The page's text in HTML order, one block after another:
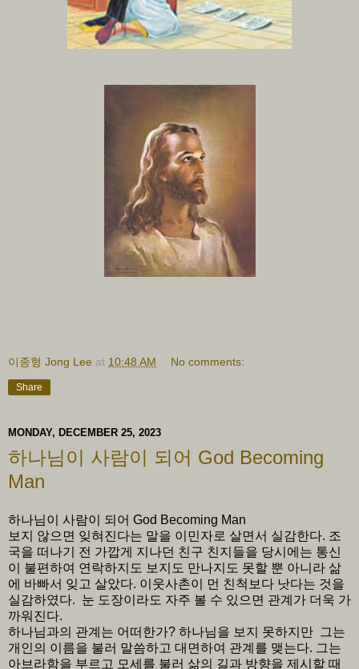
이종형 Jong Lee at 10:48 AM No comments:
Share
MONDAY, DECEMBER 25, 2023
하나님이 사람이 되어 God Becoming
Man
하나님이 사람이 되어 God Becoming Man
보지 않으면 잊혀진다는 말을 이민자로 살면서 실감한다. 조
국을 떠나기 전 가깝게 지나던 친구 친지들을 당시에는 통신
이 불편하여 연락하지도 보지도 만나지도 못할 뿐 아니라 삶
에 바빠서 잊고 살았다. 이웃사촌이 먼 친척보다 낫다는 것을
실감하였다. 눈 도장이라도 자주 볼 수 있으면 관계가 더욱 가
까워진다.
하나님과의 관계는 어떠한가? 하나님을 보지 못하지만 그는
개인의 이름을 불러 말씀하고 대면하여 관계를 맺는다. 그는
아브라함을 부르고 모세를 불러 삶의 길과 방향을 제시할 때